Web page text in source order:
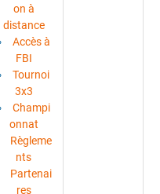
on à
distance
Accès à
FBI
Tournoi
3x3
Champi
onnat
Règleme
nts
Partenai
res